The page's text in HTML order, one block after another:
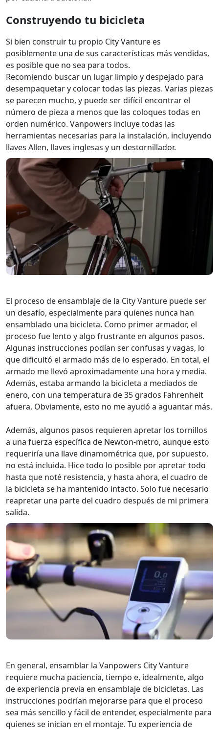
Construyendo tu bicicleta
Si bien construir tu propio City Vanture es
posiblemente una de sus características más vendidas,
es posible que no sea para todos.
Recomiendo buscar un lugar limpio y despejado para
desempaquetar y colocar todas las piezas. Varias piezas
se parecen mucho, y puede ser difícil encontrar el
número de pieza a menos que las coloques todas en
orden numérico. Vanpowers incluye todas las
herramientas necesarias para la instalación, incluyendo
llaves Allen, llaves inglesas y un destornillador.
El proceso de ensamblaje de la City Vanture puede ser
un desafío, especialmente para quienes nunca han
ensamblado una bicicleta. Como primer armador, el
proceso fue lento y algo frustrante en algunos pasos.
Algunas instrucciones podían ser confusas y vagas, lo
que dificultó el armado más de lo esperado. En total, el
armado me llevó aproximadamente una hora y media.
Además, estaba armando la bicicleta a mediados de
enero, con una temperatura de 35 grados Fahrenheit
afuera. Obviamente, esto no me ayudó a aguantar más.
Además, algunos pasos requieren apretar los tornillos
a una fuerza específica de Newton-metro, aunque esto
requeriría una llave dinamométrica que, por supuesto,
no está incluida. Hice todo lo posible por apretar todo
hasta que noté resistencia, y hasta ahora, el cuadro de
la bicicleta se ha mantenido intacto. Solo fue necesario
reapretar una parte del cuadro después de mi primera
salida.
En general, ensamblar la Vanpowers City Vanture
requiere mucha paciencia, tiempo e, idealmente, algo
de experiencia previa en ensamblaje de bicicletas. Las
instrucciones podrían mejorarse para que el proceso
sea más sencillo y fácil de entender, especialmente para
quienes se inician en el montaje. Tu experiencia de